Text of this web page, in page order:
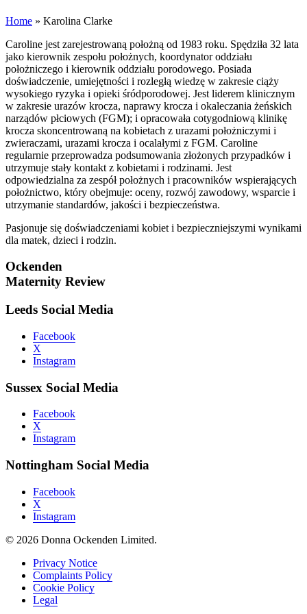
Home » Karolina Clarke
Caroline jest zarejestrowaną położną od 1983 roku. Spędziła 32 lata
jako kierownik zespołu położnych, koordynator oddziału
położniczego i kierownik oddziału porodowego. Posiada
doświadczenie, umiejętności i rozległą wiedzę w zakresie ciąży
wysokiego ryzyka i opieki śródporodowej. Jest liderem klinicznym
w zakresie urazów krocza, naprawy krocza i okaleczania żeńskich
narządów płciowych (FGM); i opracowała cotygodniową klinikę
krocza skoncentrowaną na kobietach z urazami położniczymi i
zwieraczami, urazami krocza i ocalałymi z FGM. Caroline
regularnie przeprowadza podsumowania złożonych przypadków i
utrzymuje stały kontakt z kobietami i rodzinami. Jest
odpowiedzialna za zespół położnych i pracowników wspierających
położnictwo, który obejmuje: oceny, rozwój zawodowy, wsparcie i
utrzymanie standardów, jakości i bezpieczeństwa.
Pasjonuje się doświadczeniami kobiet i bezpieczniejszymi wynikami
dla matek, dzieci i rodzin.
Ockenden
Maternity Review
Leeds Social Media
Facebook
X
Instagram
Sussex Social Media
Facebook
X
Instagram
Nottingham Social Media
Facebook
X
Instagram
© 2026 Donna Ockenden Limited.
Privacy Notice
Complaints Policy
Cookie Policy
Legal